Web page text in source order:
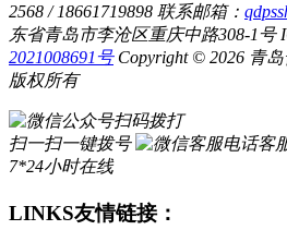
2568 / 18661719898 联系邮箱：
东省青岛市李沧区重庆中路308-1号
2021008691号 Copyright © 2026 青
版权所有
扫码拨打
扫一扫一键拨号
电话客
7*24小时在线
LINKS友情链接：